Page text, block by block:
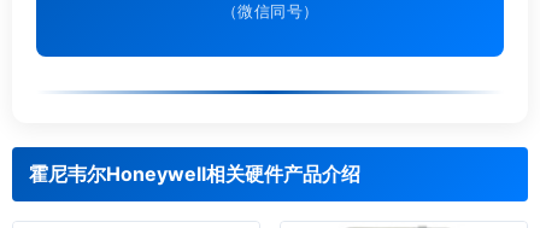
（微信同号）
霍尼韦尔Honeywell相关硬件产品介绍